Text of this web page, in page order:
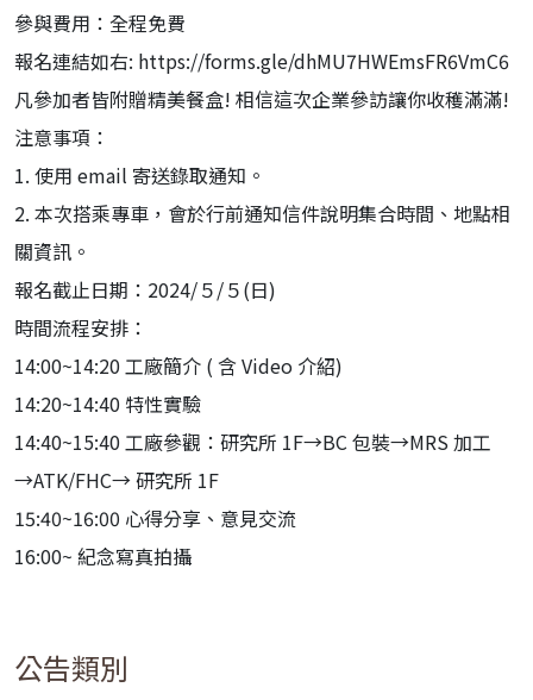
參與費用：全程免費
報名連結如右: https://forms.gle/dhMU7HWEmsFR6VmC6
凡參加者皆附贈精美餐盒! 相信這次企業參訪讓你收穫滿滿!
注意事項：
1. 使用 email 寄送錄取通知。
2. 本次搭乘專車，會於行前通知信件說明集合時間、地點相
關資訊。
報名截止日期：2024/５/５(日)
時間流程安排：
14:00~14:20 工廠簡介 ( 含 Video 介紹)
14:20~14:40 特性實驗
14:40~15:40 工廠參觀：研究所 1F→BC 包裝→MRS 加工
→ATK/FHC→ 研究所 1F
15:40~16:00 心得分享、意見交流
16:00~ 紀念寫真拍攝
公告類別